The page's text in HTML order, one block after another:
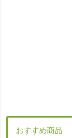
おすすめ商品